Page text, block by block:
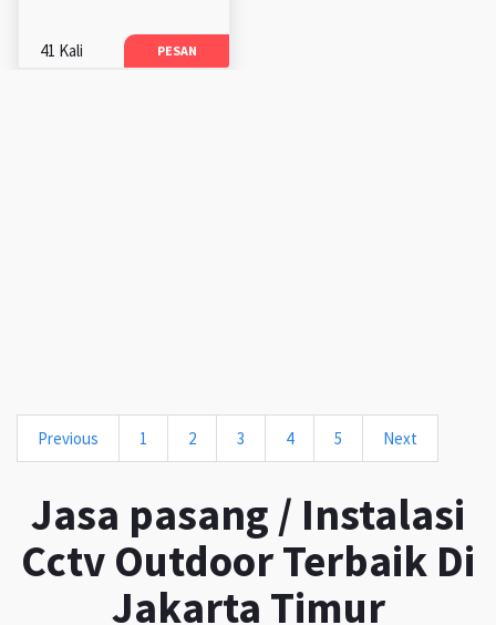
41 Kali PESAN
Previous 1 2 3 4 5 Next
Jasa pasang / Instalasi
Cctv Outdoor Terbaik Di
Jakarta Timur